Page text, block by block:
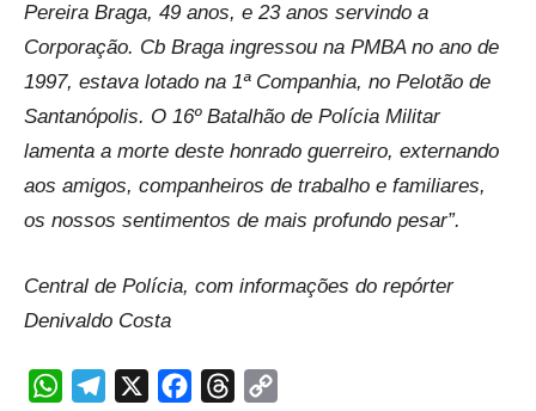
Pereira Braga, 49 anos, e 23 anos servindo a
Corporação. Cb Braga ingressou na PMBA no ano de
1997, estava lotado na 1ª Companhia, no Pelotão de
Santanópolis. O 16º Batalhão de Polícia Militar
lamenta a morte deste honrado guerreiro, externando
aos amigos, companheiros de trabalho e familiares,
os nossos sentimentos de mais profundo pesar”.
Central de Polícia, com informações do repórter
Denivaldo Costa
WhatsAppTelegram FacebookThreads